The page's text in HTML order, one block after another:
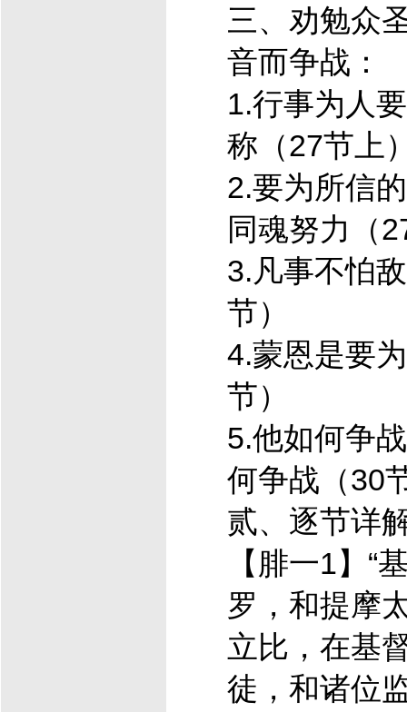
三、劝勉众
音而争战：
1.行事为人
称（27节上
2.要为所信
同魂努力（
3.凡事不怕
节）
4.蒙恩是要为
节）
5.他如何争
何争战（30
贰、逐节详
【腓一1】“
罗，和提摩
立比，在基
徒，和诸位